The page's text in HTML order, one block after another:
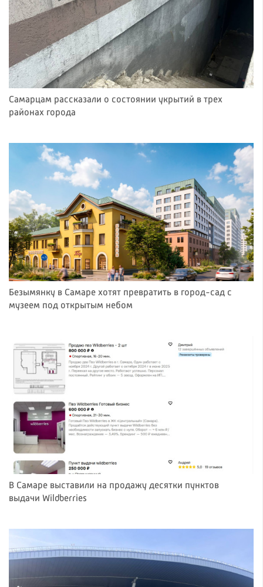
Самарцам рассказали о состоянии укрытий в трех
районах города
Безымянку в Самаре хотят превратить в город-сад с
музеем под открытым небом
В Самаре выставили на продажу десятки пунктов
выдачи Wildberries